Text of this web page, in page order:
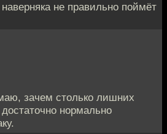
не правильно поймёт
зачем столько лишних
нормально